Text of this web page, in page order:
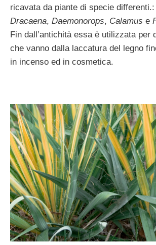
ricavata da piante di specie differenti.:
Dracaena, Daemonorops, Calamus e
Fin dall’antichità essa è utilizzata per
che vanno dalla laccatura del legno
in incenso ed in cosmetica.